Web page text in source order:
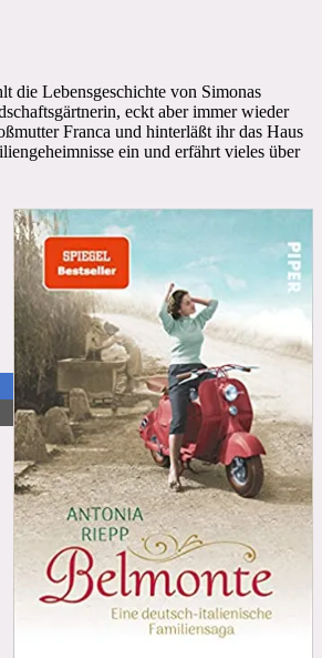
die Lebensgeschichte von Simonas
eckt aber immer wieder
Franca und hinterläßt ihr das Haus
ein und erfährt vieles über